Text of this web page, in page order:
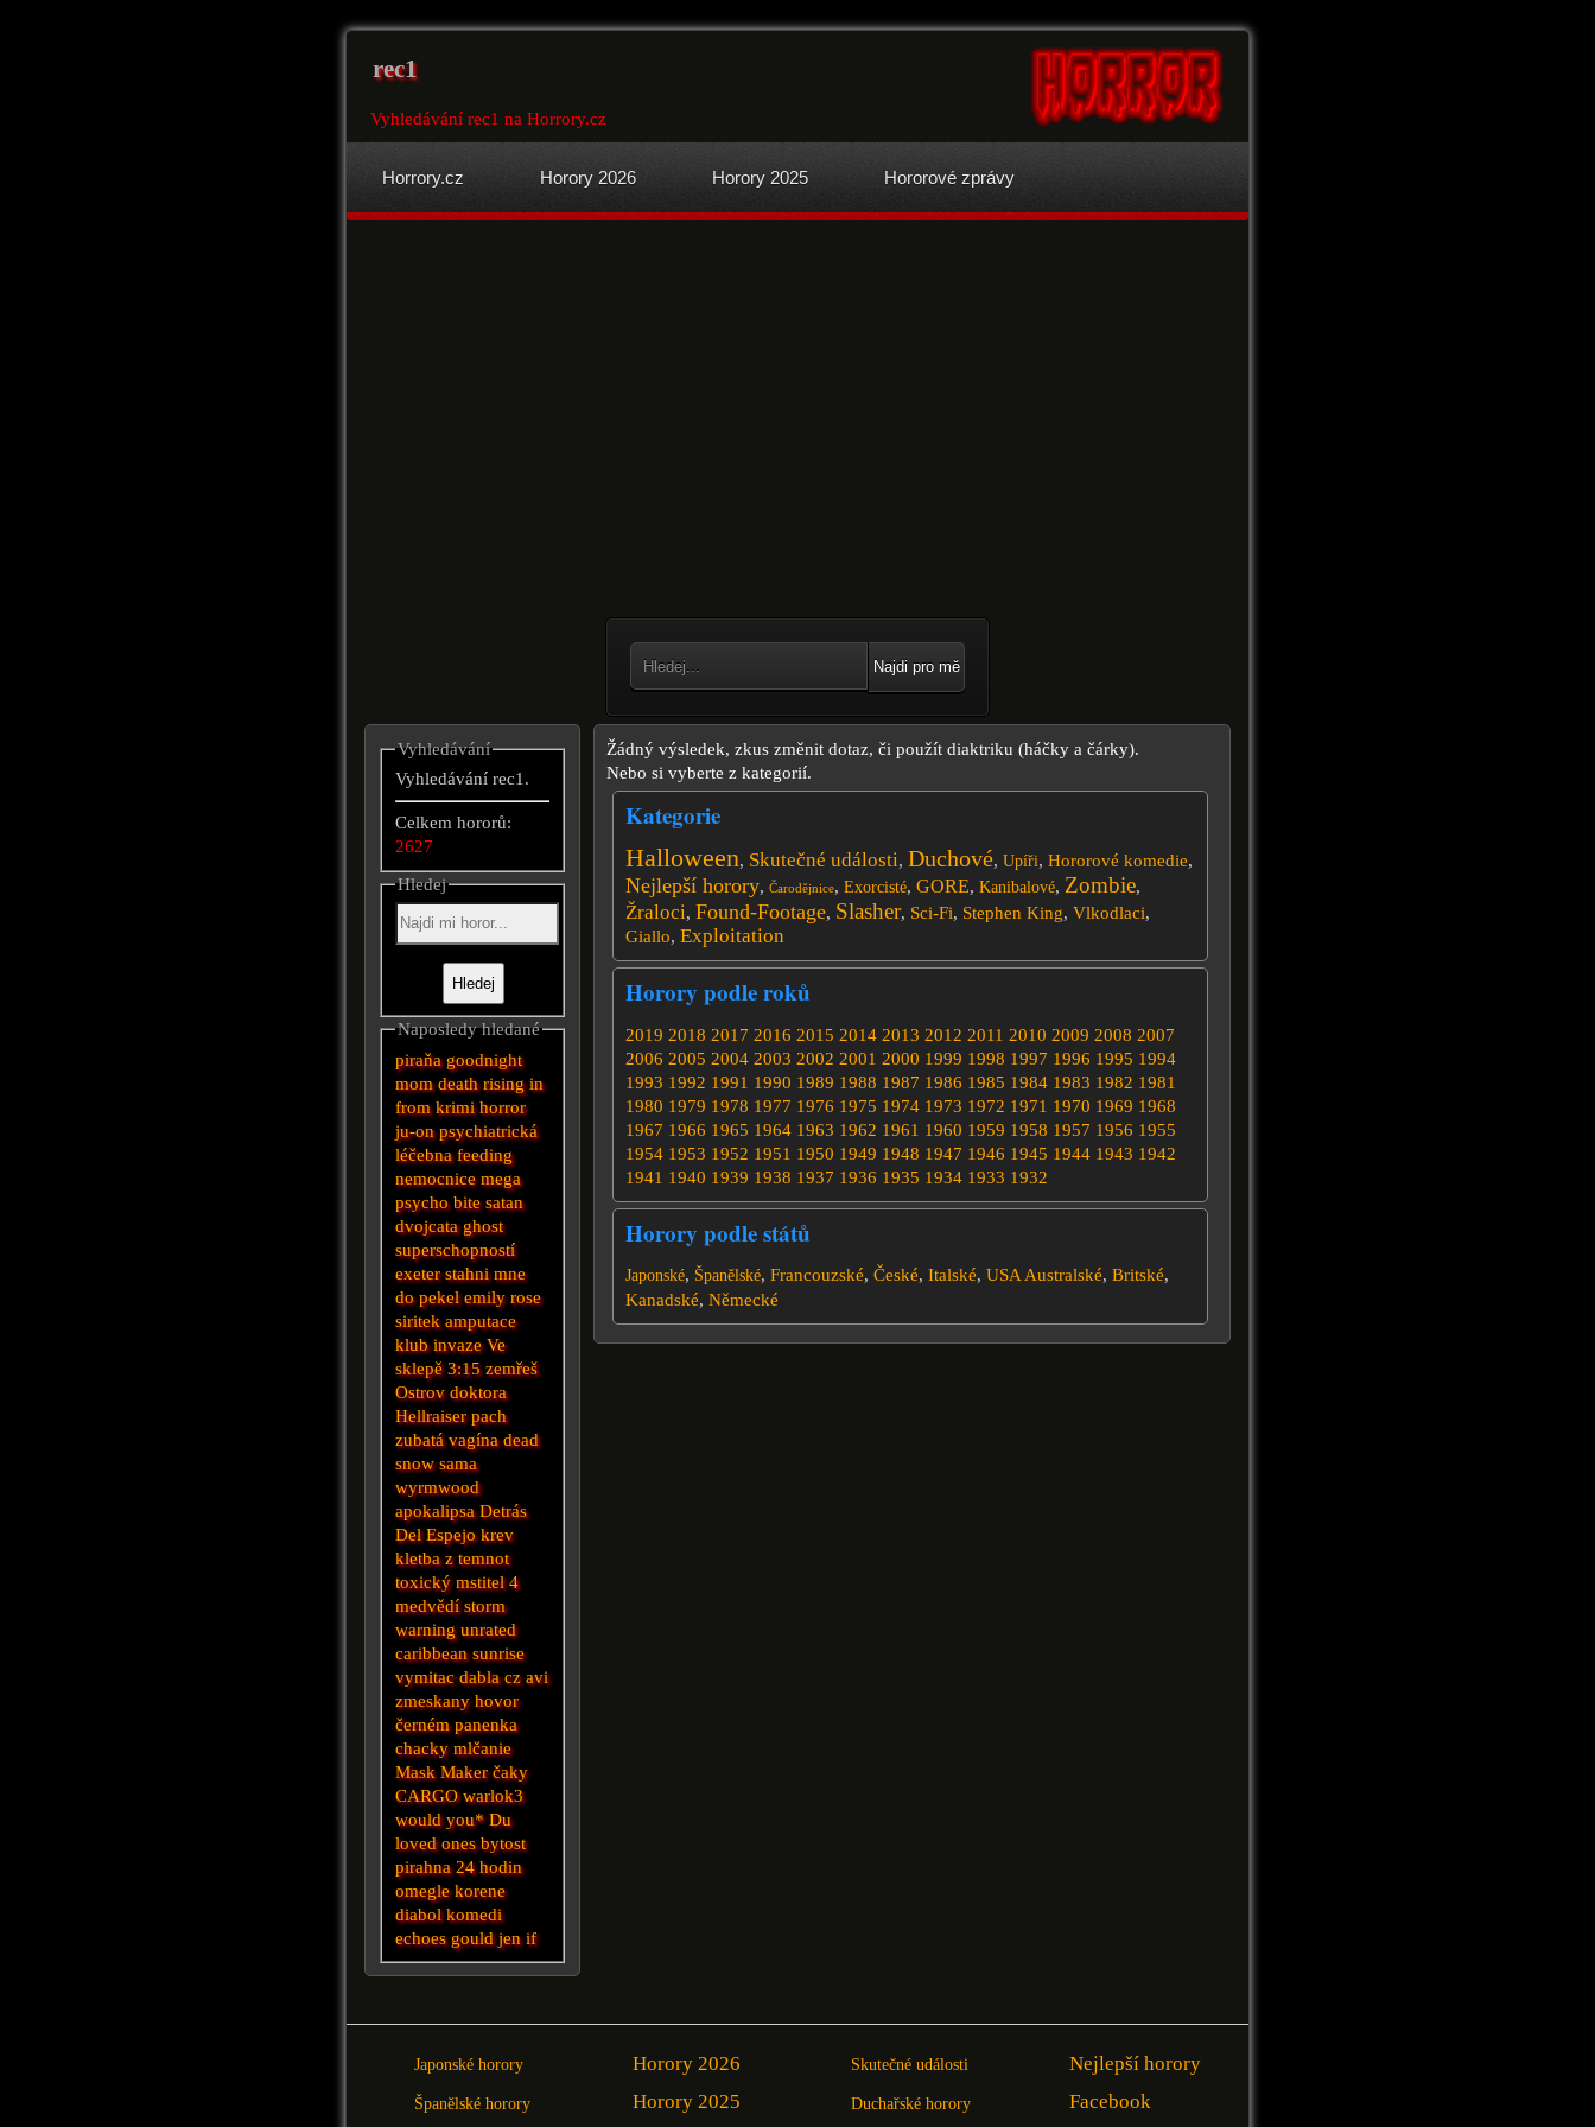
rec1
Vyhledávání rec1 na Horrory.cz
Horrory.cz Horory 2026 Horory 2025 Hororové zprávy
Najdi pro mě
Žádný výsledek, zkus změnit dotaz, či použít diaktriku (háčky a čárky).
Nebo si vyberte z kategorií.
Kategorie
Halloween, Skutečné události, Duchové, Upíři, Hororové komedie,
Nejlepší horory, Čarodějnice, Exorcisté, GORE, Kanibalové, Zombie,
Žraloci, Found-Footage, Slasher, Sci-Fi, Stephen King, Vlkodlaci,
Giallo, Exploitation
Horory podle roků
2019 2018 2017 2016 2015 2014 2013 2012 2011 2010 2009 2008 2007
2006 2005 2004 2003 2002 2001 2000 1999 1998 1997 1996 1995 1994
1993 1992 1991 1990 1989 1988 1987 1986 1985 1984 1983 1982 1981
1980 1979 1978 1977 1976 1975 1974 1973 1972 1971 1970 1969 1968
1967 1966 1965 1964 1963 1962 1961 1960 1959 1958 1957 1956 1955
1954 1953 1952 1951 1950 1949 1948 1947 1946 1945 1944 1943 1942
1941 1940 1939 1938 1937 1936 1935 1934 1933 1932
Horory podle států
Japonské, Španělské, Francouzské, České, Italské, USAAustralské, Britské,
Kanadské, Německé
Vyhledávání
Vyhledávání rec1.
Celkem hororů:
2627
Hledej
Naposledy hledané
piraňa goodnight
mom death rising in
from krimi horror
ju-on psychiatrická
léčebna feeding
nemocnice mega
psycho bite satan
dvojcata ghost
superschopností
exeter stahni mne
do pekel emily rose
siritek amputace
klub invaze Ve
sklepě 3:15 zemřeš
Ostrov doktora
Hellraiser pach
zubatá vagína dead
snow sama
wyrmwood
apokalipsa Detrás
Del Espejokrev
kletba z temnot
toxický mstitel 4
medvědí storm
warning unrated
caribbean sunrise
vymitac dabla cz avi
zmeskany hovor
černém panenka
chacky mlčanie
Mask Maker čaky
CARGO warlok3
would you* Du
loved ones bytost
pirahna 24 hodin
omegle korene
diabol komedi
echoes gould jen if
Japonské horory
Španělské horory
Horory 2026
Horory 2025
Skutečné události
Duchařské horory
Nejlepší horory
Facebook